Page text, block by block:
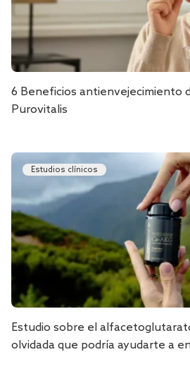
6 Beneficios antienvejecimiento
Purovitalis
Estudios clínicos
Estudio sobre el
olvidada que podría ayudarte a